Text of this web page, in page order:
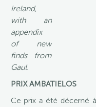
Ireland,
with an
appendix
of new
finds from
Gaul.
PRIX AMBATIELOS
Ce prix a été décerné